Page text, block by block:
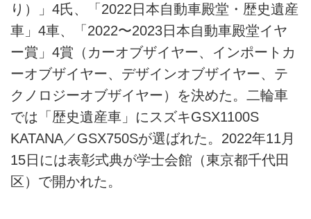
り）」4氏、「2022日本自動車殿堂・歴史遺産
車」4車、「2022〜2023日本自動車殿堂イヤ
ー賞」4賞（カーオブザイヤー、インポートカ
ーオブザイヤー、デザインオブザイヤー、テ
クノロジーオブザイヤー）を決めた。二輪車
では「歴史遺産車」にスズキGSX1100S
KATANA／GSX750Sが選ばれた。2022年11月
15日には表彰式典が学士会館（東京都千代田
区）で開かれた。